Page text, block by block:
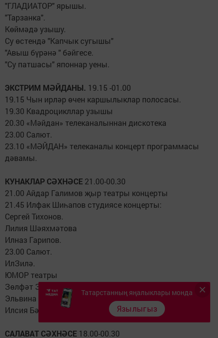
"ГЛАДИАТОР" ярышы.
"Тарзанка".
Көймәдә узышу.
Су өстендә "Капчык сугышы"
"Авыш бүрәнә " бәйгесе.
"Су патшасы" японнар уены.
ЭКСТРИМ МӘЙДАНЫ. 19.15 -01.00
19.15 Чын ирләр өчен каршылыклар полосасы.
19.30 Квадроцикллар узышы
20.30 «Мәйдан» телеканалыннан дискотека
23.00 Салют.
23.10 «МӘЙДАН» телеканалы концерт программасы
дәвамы.
КУНАКЛАР СӘХНӘСЕ 21.00-00.30
21.00 Айдар Галимов җыр театры концерты
21.45 Илфак Шиһапов студиясе концерты:
Сергей Тихонов.
Лилия Шәяхмәтова
Илназ Гарипов.
23.00 Салют.
ИлЗилә.
ЮМОР театры
Зөлфәт Зиннуров.
Эльвина Габделхакова
Илсия Бәдретдинова.
САЛАВАТ СӘХНӘСЕ 18.00-00.30
Татарстанның яңалыклары монда
Язылыгыз